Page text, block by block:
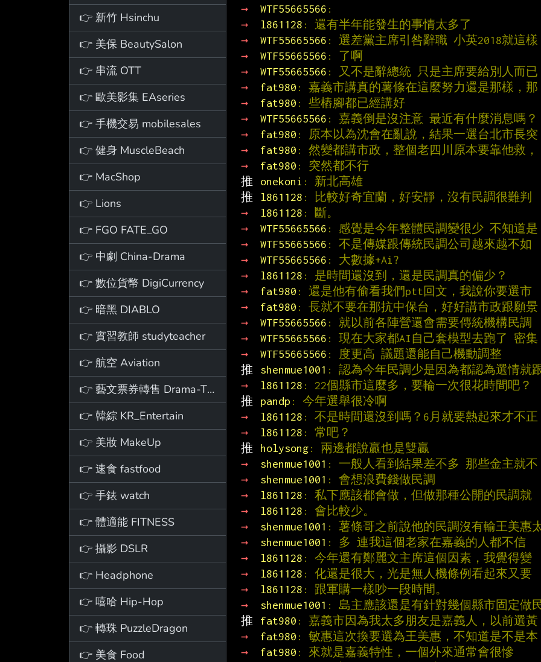
👉 新竹 Hsinchu
👉 美保 BeautySalon
👉 串流 OTT
👉 歐美影集 EAseries
👉 手機交易 mobilesales
👉 健身 MuscleBeach
👉 MacShop
👉 Lions
👉 FGO FATE_GO
👉 中劇 China-Drama
👉 數位貨幣 DigiCurrency
👉 暗黑 DIABLO
👉 實習教師 studyteacher
👉 航空 Aviation
👉 藝文票券轉售 Drama-Ticket
👉 韓綜 KR_Entertain
👉 美妝 MakeUp
👉 速食 fastfood
👉 手錶 watch
👉 體適能 FITNESS
👉 攝影 DSLR
👉 Headphone
👉 嘻哈 Hip-Hop
👉 轉珠 PuzzleDragon
👉 美食 Food
→
WTF55665566 :
→
l861128 : 還有半年能發生的事情太多了
→
WTF55665566 : 選差黨主席引咎辭職 小英2018就這樣
→
WTF55665566 : 了啊
→
WTF55665566 : 又不是辭總統 只是主席要給別人而已
→
fat980 : 嘉義市講真的薯條在這麼努力還是那樣，那
→
fat980 : 些樁腳都已經講好
→
WTF55665566 : 嘉義倒是沒注意 最近有什麼消息嗎？
→
fat980 : 原本以為沈會在亂說，結果一選台北市長突
→
fat980 : 然變都講市政，整個老四川原本要靠他救，
→
fat980 : 突然都不行
推
onekoni : 新北高雄
推
l861128 : 比較好奇宜蘭，好安靜，沒有民調很難判
→
l861128 : 斷。
→
WTF55665566 : 感覺是今年整體民調變很少 不知道是
→
WTF55665566 : 不是傳媒跟傳統民調公司越來越不如
→
WTF55665566 : 大數據+Ai?
→
l861128 : 是時間還沒到，還是民調真的偏少？
→
fat980 : 還是他有偷看我們ptt回文，我說你要選市
→
fat980 : 長就不要在那抗中保台，好好講市政跟願景
→
WTF55665566 : 就以前各陣營還會需要傳統機構民調
→
WTF55665566 : 現在大家都AI自己套模型去跑了 密集
→
WTF55665566 : 度更高 議題還能自己機動調整
推
shenmue1001 : 認為今年民調少是因為都認為選情就
→
l861128 : 22個縣市這麼多，要輪一次很花時間吧？
推
pandp : 今年選舉很冷啊
→
l861128 : 不是時間還沒到嗎？6月就要熱起來才不正
→
l861128 : 常吧？
推
holysong: 兩邊都說贏也是雙贏
→
shenmue1001 : 一般人看到結果差不多 那些金主就不
→
shenmue1001 : 會想浪費錢做民調
→
l861128 : 私下應該都會做，但做那種公開的民調就
→
l861128 : 會比較少。
→
shenmue1001 : 薯條哥之前說他的民調沒有輸王美惠
→
shenmue1001 : 多 連我這個老家在嘉義的人都不信
→
l861128 : 今年還有鄭麗文主席這個因素，我覺得變
→
l861128 : 化還是很大，光是無人機條例看起來又要
→
l861128 : 跟軍購一樣吵一段時間。
→
shenmue1001 : 島主應該還是有針對幾個縣市固定做
推
fat980 : 嘉義市因為我太多朋友是嘉義人，以前選黃
→
fat980 : 敏惠這次換要選為王美惠，不知道是不是本
→
fat980 : 來就是嘉義特性，一個外來通常會很慘